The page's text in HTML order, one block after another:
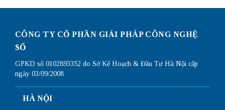
nhất
CÔNG TY CỔ PHẦN GIẢI PHÁP CÔNG NGHỆ
SỐ
GPKD số 0102893352 do Sở Kế Hoạch & Đầu Tư Hà Nội cấp
ngày 03/09/2008
HÀ NỘI